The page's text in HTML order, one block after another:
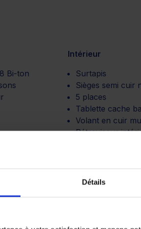
Détails
Bi-ton
Intérieur
Surtapis
Sièges semi cuir
5 places
Tablette cache
Volant en cuir
Rétroviseur